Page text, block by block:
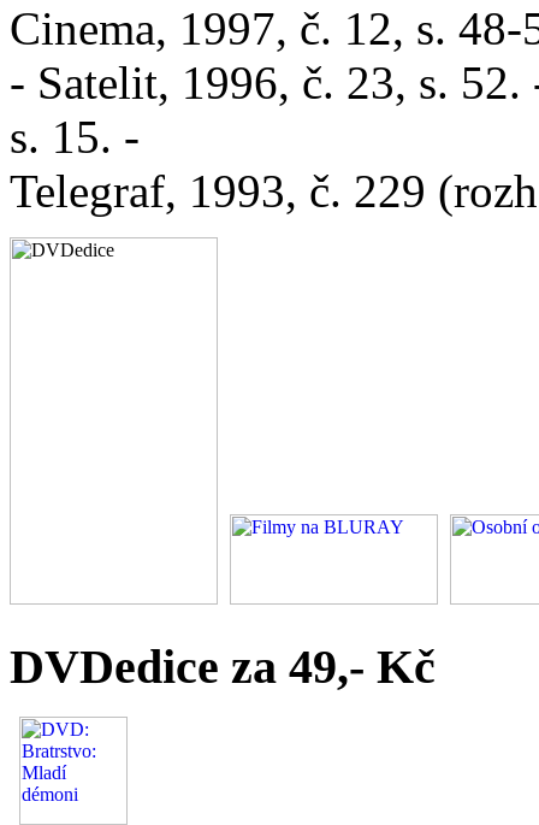
Cinema, 1997, č. 12, s. 48-
- Satelit, 1996, č. 23, s.
s. 15. -
Telegraf, 1993, č. 229
DVDedice za 49,- Kč